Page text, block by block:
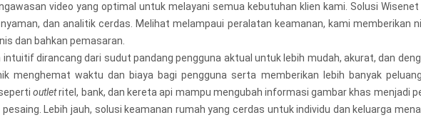
video yang optimal untuk melayani semua kebutuhan klien kami. Solusi
dan analitik cerdas. Melihat melampaui peralatan keamanan, kami memberikan
dan bahkan pemasaran.
intuitif dirancang dari sudut pandang pengguna aktual untuk lebih mudah, akurat, dan
menghemat waktu dan biaya bagi pengguna serta memberikan lebih banyak
outletritel, bank, dan kereta api mampu mengubah informasi gambar khas menjadi
Lebih jauh, solusi keamanan rumah yang cerdas untuk individu dan keluarga